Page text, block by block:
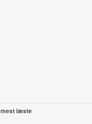
mest læste